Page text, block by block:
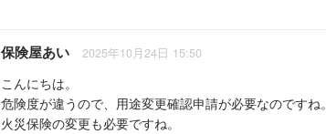
保険屋あい 2025年10月24日 15:50
こんにちは。
危険度が違うので、用途変更確認申請が必要なのですね。
火災保険の変更も必要ですね。